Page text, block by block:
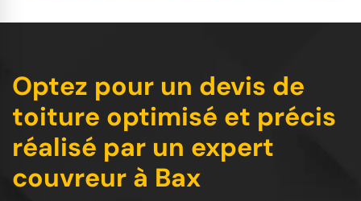
Optez pour un devis de
toiture optimisé et précis
réalisé par un expert
couvreur à Bax